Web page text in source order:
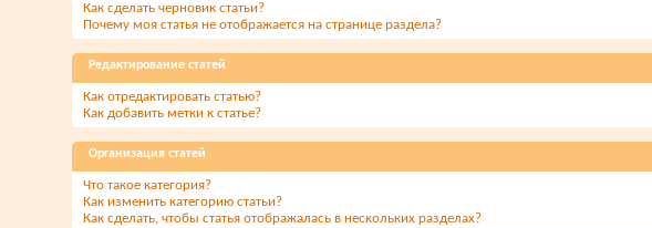
Как сделать черновик статьи?
Почему моя статья не отображается на странице раздела?
Редактирование статей
Как отредактировать статью?
Как добавить метки к статье?
Организация статей
Что такое категория?
Как изменить категорию статьи?
Как сделать, чтобы статья отображалась в нескольких разделах?